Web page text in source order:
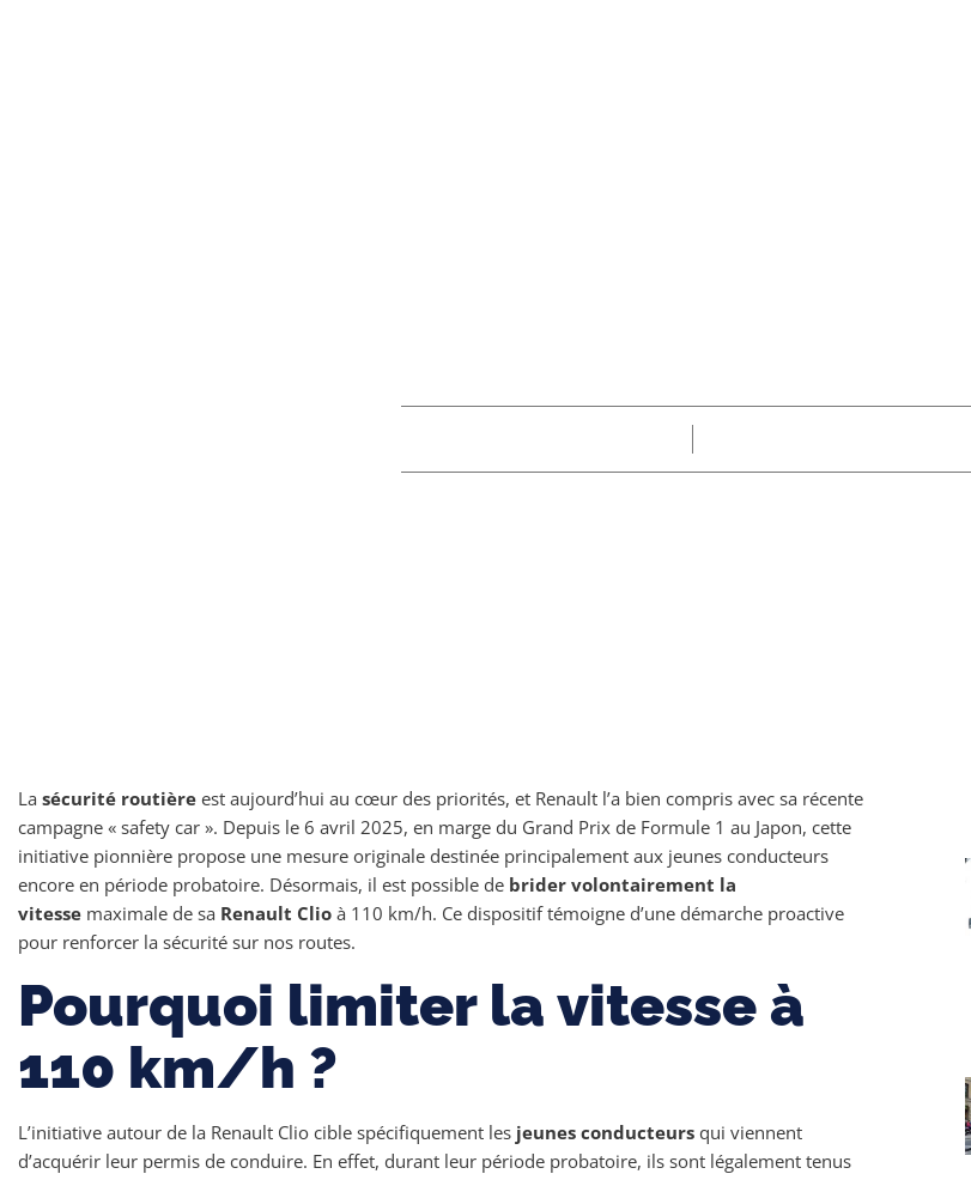
La sécurité routière est aujourd’hui au cœur des priorités, et Renault l’a bien compris avec sa récente
campagne « safety car ». Depuis le 6 avril 2025, en marge du Grand Prix de Formule 1 au Japon, cette
initiative pionnière propose une mesure originale destinée principalement aux jeunes conducteurs
encore en période probatoire. Désormais, il est possible de brider volontairement la
vitesse maximale de sa Renault Clio à 110 km/h. Ce dispositif témoigne d’une démarche proactive
pour renforcer la sécurité sur nos routes.
Pourquoi limiter la vitesse à
110 km/h ?
L’initiative autour de la Renault Clio cible spécifiquement les jeunes conducteurs qui viennent
d’acquérir leur permis de conduire. En effet, durant leur période probatoire, ils sont légalement tenus